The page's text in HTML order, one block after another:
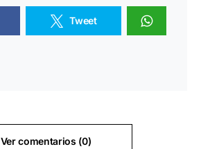
Tweet
Ver comentarios (0)